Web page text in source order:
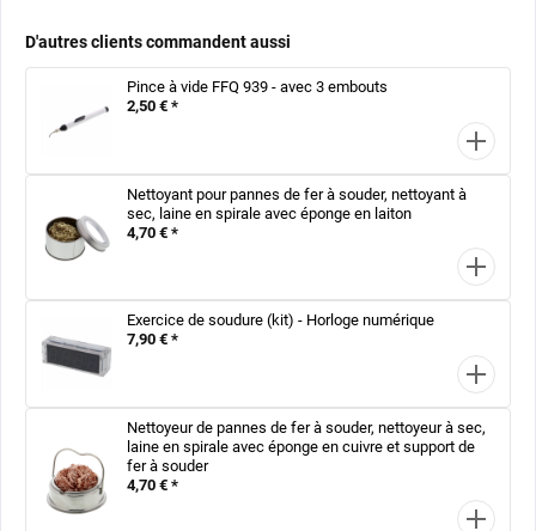
D'autres clients commandent aussi
Pince à vide FFQ 939 - avec 3 embouts
2,50 € *
Nettoyant pour pannes de fer à souder, nettoyant à
sec, laine en spirale avec éponge en laiton
4,70 € *
Exercice de soudure (kit) - Horloge numérique
7,90 € *
Nettoyeur de pannes de fer à souder, nettoyeur à sec,
laine en spirale avec éponge en cuivre et support de
fer à souder
4,70 € *